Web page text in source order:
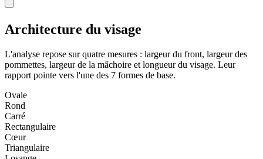
Architecture du visage
L'analyse repose sur quatre mesures : largeur du front, largeur des
pommettes, largeur de la mâchoire et longueur du visage. Leur
rapport pointe vers l'une des 7 formes de base.
Ovale
Rond
Carré
Rectangulaire
Cœur
Triangulaire